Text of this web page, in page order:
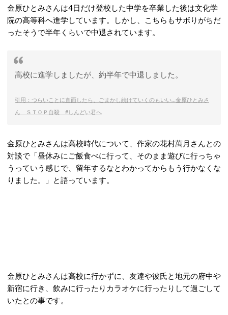
金原ひとみさんは4日だけ登校した中学を卒業した後は文化学
院の高等科へ進学しています。しかし、こちらもサボりがちだ
ったそうで半年くらいで中退されています。
高校に進学しましたが、約半年で中退しました。
引用：つらいことに直面したら、ごまかし続けていくのもいい…金原ひとみさ
ん ＳＴＯＰ自殺 #しんどい君へ
金原ひとみさんは高校時代について、作家の花村萬月さんとの
対談で「昼休みにご飯食べに行って、そのまま遊びに行っちゃ
うっていう感じで、留年するなとわかってからもう行かなくな
りました。」と語っています。
金原ひとみさんは高校に行かずに、友達や彼氏と地元の府中や
新宿に行き、飲みに行ったりカラオケに行ったりして過ごして
いたとの事です。